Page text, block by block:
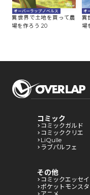
オーバーラップノベルス
異世界で土地を買って農
場を作ろう 20
オ
異
場
コミック
コミックガルド
コミッククリエ
LiQulle
ラブパルフェ
その他
コミックエッセイ
ポケットモンス
アニメ